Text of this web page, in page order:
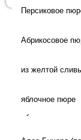
Натуральная
паста с
Нарезанные /
Кашмари
Персиковое
Абрикосовое
из желтой
яблочное пюре